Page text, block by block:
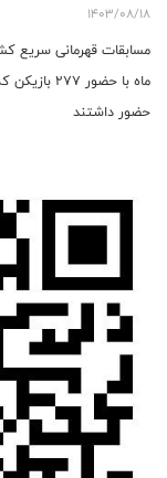
1403/08/18
ماه با
حضور داشتند